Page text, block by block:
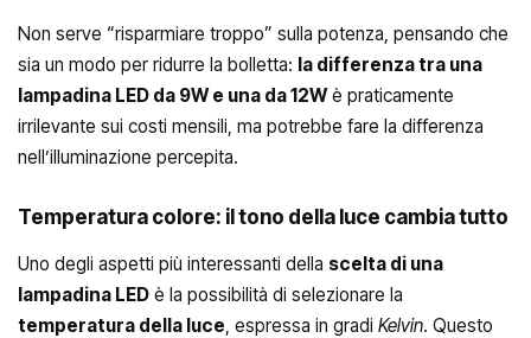
Non serve “risparmiare troppo” sulla potenza, pensando che
sia un modo per ridurre la bolletta: la differenza tra una
lampadina LED da 9W e una da 12Wè praticamente
irrilevante sui costi mensili, ma potrebbe fare la differenza
nell’illuminazione percepita.
Temperatura colore: il tono della luce cambia tutto
Uno degli aspetti più interessanti della scelta di una
lampadina LED è la possibilità di selezionare la
temperatura della luce, espressa in gradi Kelvin. Questo